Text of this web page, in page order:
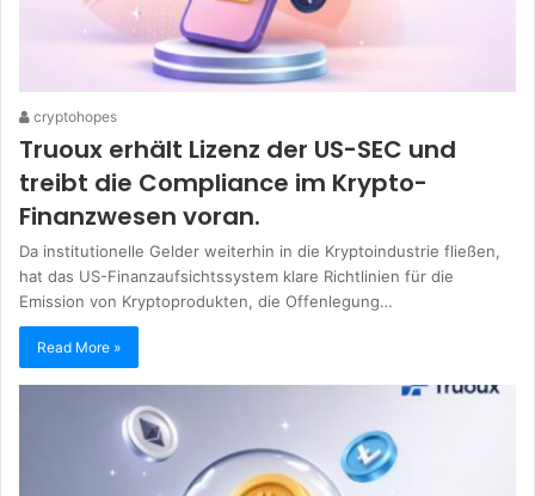
cryptohopes
Truoux erhält Lizenz der US-SEC und
treibt die Compliance im Krypto-
Finanzwesen voran.
Da institutionelle Gelder weiterhin in die Kryptoindustrie fließen,
hat das US-Finanzaufsichtssystem klare Richtlinien für die
Emission von Kryptoprodukten, die Offenlegung…
Read More »